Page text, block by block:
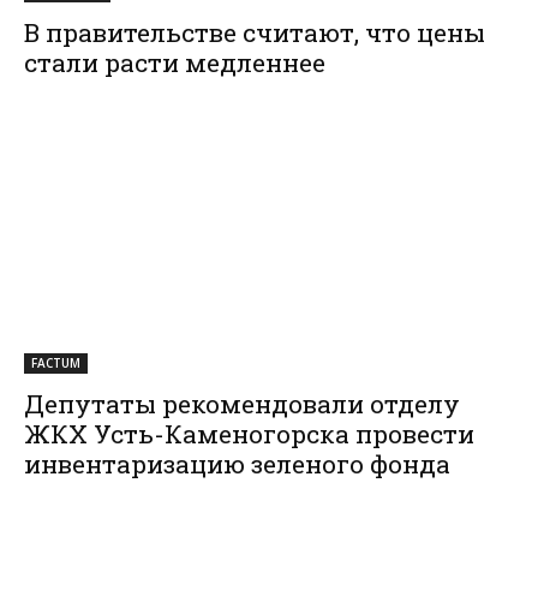
В правительстве считают, что цены
стали расти медленнее
FACTUM
Депутаты рекомендовали отделу
ЖКХ Усть-Каменогорска провести
инвентаризацию зеленого фонда